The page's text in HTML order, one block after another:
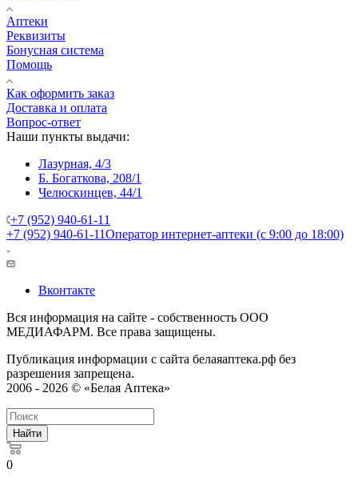
Аптеки
Реквизиты
Бонусная система
Помощь
Как оформить заказ
Доставка и оплата
Вопрос-ответ
Наши пункты выдачи:
Лазурная, 4/3
Б. Богаткова, 208/1
Челюскинцев, 44/1
+7 (952) 940-61-11
+7 (952) 940-61-11Оператор интернет-аптеки (с 9:00 до 18:00)
Вконтакте
Вся информация на сайте - собственность ООО
МЕДИАФАРМ. Все права защищены.
Публикация информации с сайта белаяаптека.рф без
разрешения запрещена.
2006 - 2026 © «Белая Аптека»
Найти
0